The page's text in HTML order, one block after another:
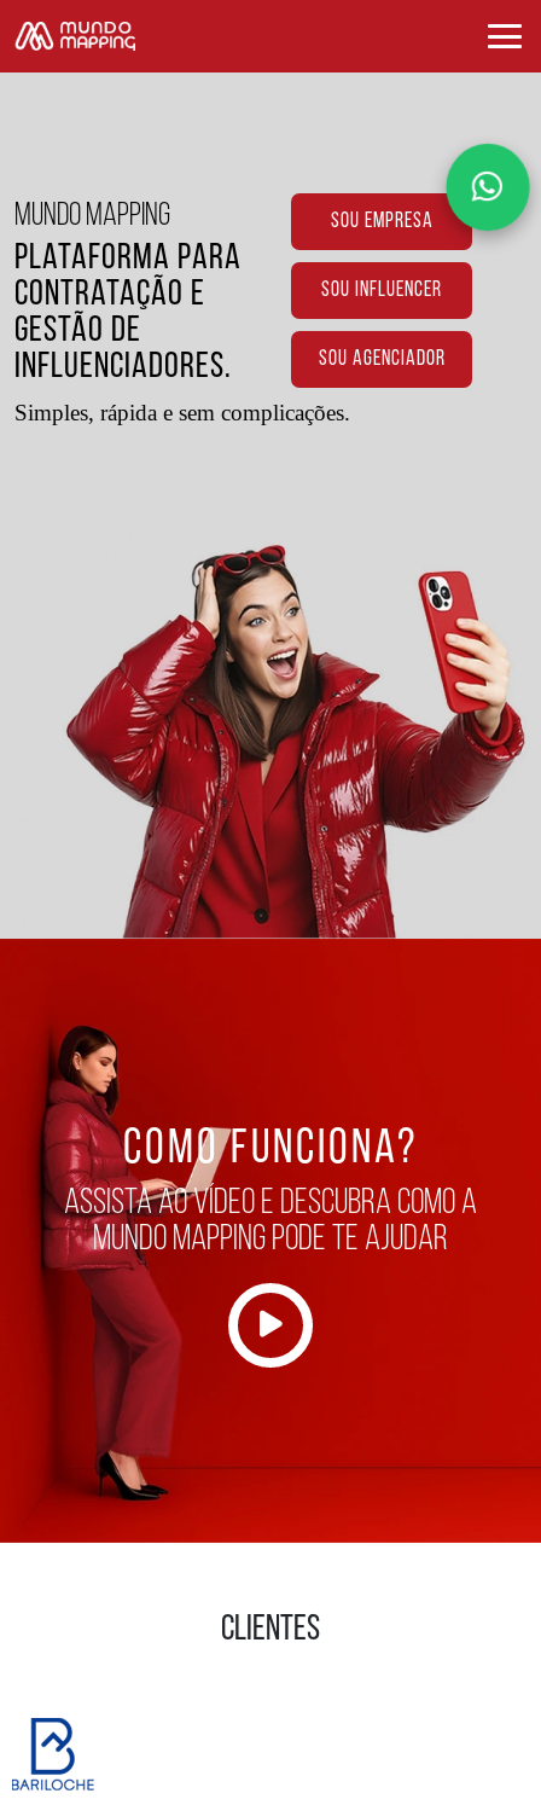
MUNDO MAPPING
Plataforma para
Contratação e
Gestão de
Influenciadores.
SOU EMPRESA
SOU INFLUENCER
SOU AGENCIADOR
Simples, rápida e sem complicações.
COMO FUNCIONA?
assista ao vídeo e descubra como a
mundo mapping pode te ajudar
CLIENTES